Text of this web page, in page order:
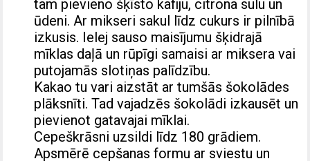
tam pievieno šķīsto kafiju, citrona sulu un
ūdeni. Ar mikseri sakul līdz cukurs ir pilnībā
izkusis. Ielej sauso maisījumu šķidrajā
mīklas daļā un rūpīgi samaisi ar miksera vai
putojamās slotiņas palīdzību.
Kakao tu vari aizstāt ar tumšās šokolādes
plāksnīti. Tad vajadzēs šokolādi izkausēt un
pievienot gatavajai mīklai.
Cepeškrāsni uzsildi līdz 180 grādiem.
Apsmērē cepšanas formu ar sviestu un